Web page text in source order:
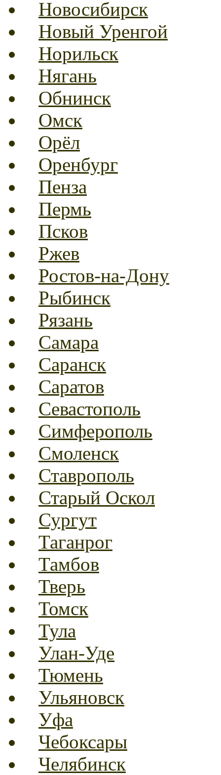
Новосибирск
Новый Уренгой
Норильск
Нягань
Обнинск
Омск
Орёл
Оренбург
Пенза
Пермь
Псков
Ржев
Ростов-на-Дону
Рыбинск
Рязань
Самара
Саранск
Саратов
Севастополь
Симферополь
Смоленск
Ставрополь
Старый Оскол
Сургут
Таганрог
Тамбов
Тверь
Томск
Тула
Улан-Уде
Тюмень
Ульяновск
Уфа
Чебоксары
Челябинск